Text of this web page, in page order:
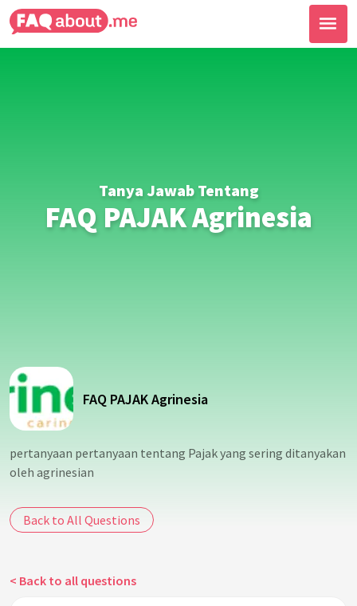
Tanya Jawab Tentang
FAQ PAJAK Agrinesia
FAQ PAJAK Agrinesia
pertanyaan pertanyaan tentang Pajak yang sering ditanyakan
oleh agrinesian
Back to All Questions
< Back to all questions